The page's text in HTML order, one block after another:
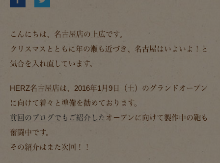
こんにちは、名古屋店の上広です。
クリスマスとともに年の瀬も近づき、名古屋はいよいよ！と
気合を入れ直しています。
HERZ名古屋店は、2016年1月9日（土）のグランドオープン
に向けて着々と準備を勧めております。
前回のブログでもご紹介した オープンに向けて製作中の鞄も
奮闘中です。
その紹介はまた次回！！